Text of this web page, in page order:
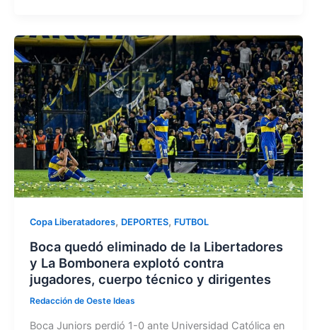
e
b
o
o
k
o
d
o
n
l
p
ar
tir
Copa Liberatadores, DEPORTES, FUTBOL
Boca quedó eliminado de la Libertadores
y La Bombonera explotó contra
jugadores, cuerpo técnico y dirigentes
Redacción de Oeste Ideas
Boca Juniors perdió 1-0 ante Universidad Católica en